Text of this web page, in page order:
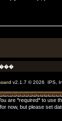
v2.1.7 © 2026 IPS,
are *required* to use
for now, but